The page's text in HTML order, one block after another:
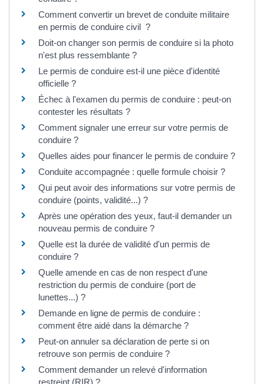
Comment convertir un brevet de conduite militaire
en permis de conduire civil ?
Doit-on changer son permis de conduire si la photo
n'est plus ressemblante ?
Le permis de conduire est-il une pièce d'identité
officielle ?
Échec à l'examen du permis de conduire : peut-on
contester les résultats ?
Comment signaler une erreur sur votre permis de
conduire ?
Quelles aides pour financer le permis de conduire ?
Conduite accompagnée : quelle formule choisir ?
Qui peut avoir des informations sur votre permis de
conduire (points, validité...) ?
Après une opération des yeux, faut-il demander un
nouveau permis de conduire ?
Quelle est la durée de validité d'un permis de
conduire ?
Quelle amende en cas de non respect d'une
restriction du permis de conduire (port de
lunettes...) ?
Demande en ligne de permis de conduire :
comment être aidé dans la démarche ?
Peut-on annuler sa déclaration de perte si on
retrouve son permis de conduire ?
Comment demander un relevé d'information
restreint (RIR) ?